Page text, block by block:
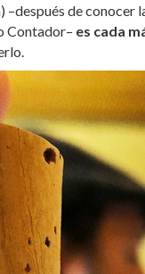
–después de
Contador– es cada